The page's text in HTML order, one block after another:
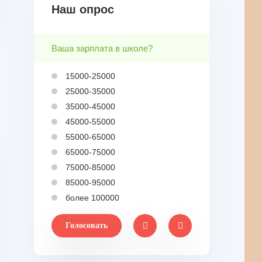
Наш опрос
Ваша зарплата в школе?
15000-25000
25000-35000
35000-45000
45000-55000
55000-65000
65000-75000
75000-85000
85000-95000
более 100000
Голосовать